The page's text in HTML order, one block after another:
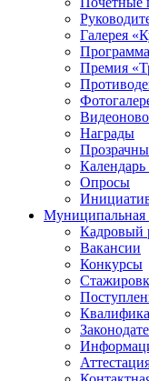
Галерея
Премия
Награды
Опросы
Муниципальная
Кадровый
Вакансии
Конкурсы